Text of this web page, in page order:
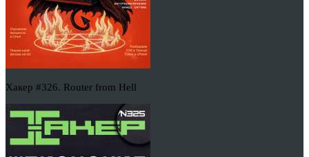
Хакер #326. Router from Hell